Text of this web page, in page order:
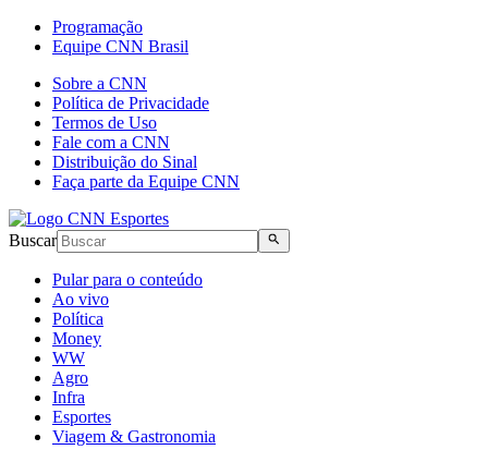
Programação
Equipe CNN Brasil
Sobre a CNN
Política de Privacidade
Termos de Uso
Fale com a CNN
Distribuição do Sinal
Faça parte da Equipe CNN
Buscar
Pular para o conteúdo
Ao vivo
Política
Money
WW
Agro
Infra
Esportes
Viagem & Gastronomia